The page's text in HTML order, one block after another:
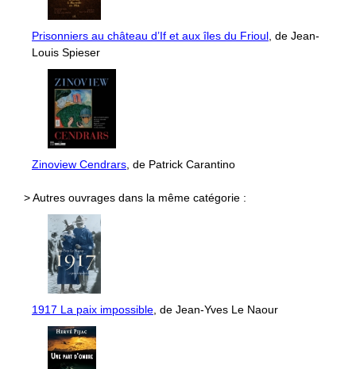
Prisonniers au château d’If et aux îles du Frioul , de Jean-
Louis Spieser
Zinoview Cendrars , de Patrick Carantino
> Autres ouvrages dans la même catégorie :
1917 La paix impossible , de Jean-Yves Le Naour